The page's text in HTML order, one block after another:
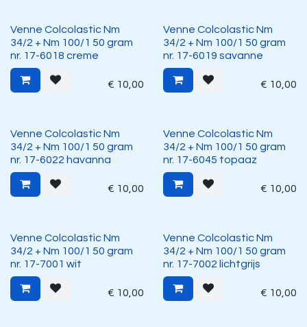
Venne Colcolastic Nm
34/2 + Nm 100/1 50 gram
nr. 17-6018 creme
€ 10,00
Venne Colcolastic Nm
34/2 + Nm 100/1 50 gram
nr. 17-6019 savanne
€ 10,00
Venne Colcolastic Nm
34/2 + Nm 100/1 50 gram
nr. 17-6022 havanna
€ 10,00
Venne Colcolastic Nm
34/2 + Nm 100/1 50 gram
nr. 17-6045 topaaz
€ 10,00
Venne Colcolastic Nm
34/2 + Nm 100/1 50 gram
nr. 17-7001 wit
€ 10,00
Venne Colcolastic Nm
34/2 + Nm 100/1 50 gram
nr. 17-7002 lichtgrijs
€ 10,00